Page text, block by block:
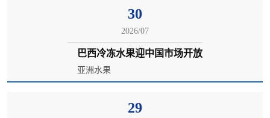
30
2026/07
巴西冷冻水果迎中国市场开放
亚洲水果
29